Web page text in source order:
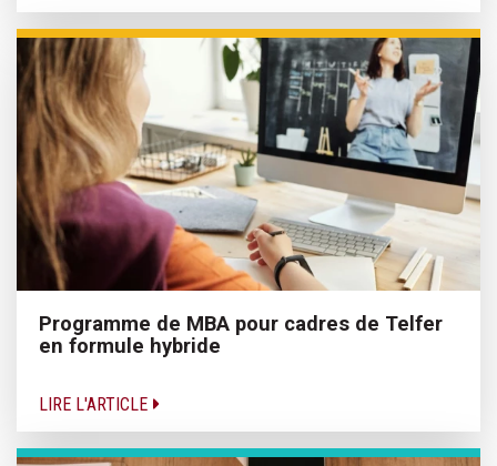
Programme de MBA pour cadres de Telfer
en formule hybride
LIRE L'ARTICLE